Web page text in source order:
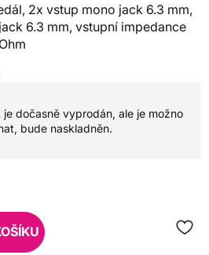
2x vstup mono jack 6.3 mm,
6.3 mm, vstupní impedance
dočasně vyprodán, ale je možno
bude naskladněn.